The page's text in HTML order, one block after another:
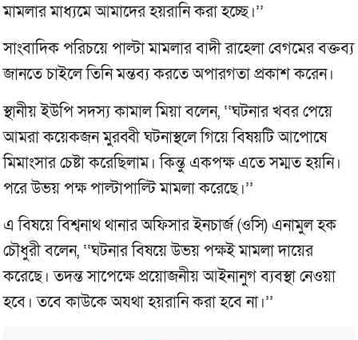
মামলার মাধ্যমে আমাদের হয়রানি করা হচ্ছে।’’
সাংবাদিক পরিচয়ে পাল্টা মামলার বাদী রাহেলা বেগমের বক্তব্য
জানতে চাইলে তিনি মন্তব্য করতে অপারগতা প্রকাশ করেন।
স্থানীয় ইউপি সদস্য কামাল মিয়া বলেন, ‘‘ঘটনার খবর পেয়ে
আমরা কয়েকজন মুরব্বী ঘটনাস্থলে গিয়ে বিষয়টি আপোষে
মিমাংসার চেষ্টা করেছিলাম। কিন্তু একপক্ষ এতে সম্মত হয়নি।
পরে উভয় পক্ষ পাল্টাপাল্টি মামলা করেছে।’’
এ বিষয়ে বিশ্বনাথ থানার অফিসার ইনচার্জ (ওসি) এনামুল হক
চৌধুরী বলেন, ‘‘ঘটনার বিষয়ে উভয় পক্ষই মামলা দায়ের
করেছে। তদন্ত সাপেক্ষে প্রয়োজনীয় আইনানুগ ব্যবস্থা নেওয়া
হবে। তবে কাউকে অযথা হয়রানি করা হবে না।’’